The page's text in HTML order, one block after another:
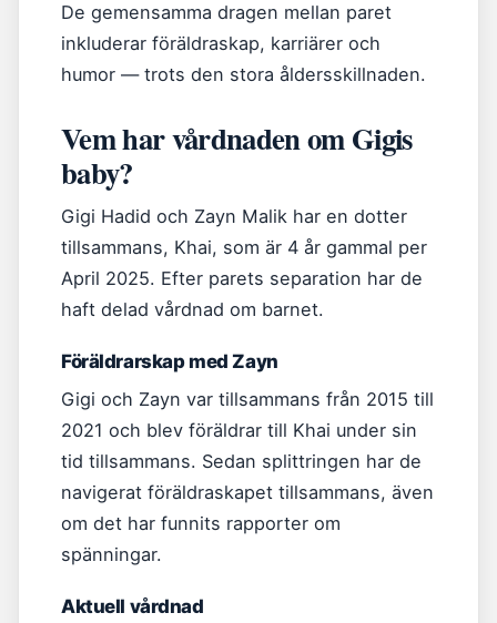
De gemensamma dragen mellan paret
inkluderar föräldraskap, karriärer och
humor — trots den stora åldersskillnaden.
Vem har vårdnaden om Gigis
baby?
Gigi Hadid och Zayn Malik har en dotter
tillsammans, Khai, som är 4 år gammal per
April 2025. Efter parets separation har de
haft delad vårdnad om barnet.
Föräldrarskap med Zayn
Gigi och Zayn var tillsammans från 2015 till
2021 och blev föräldrar till Khai under sin
tid tillsammans. Sedan splittringen har de
navigerat föräldraskapet tillsammans, även
om det har funnits rapporter om
spänningar.
Aktuell vårdnad